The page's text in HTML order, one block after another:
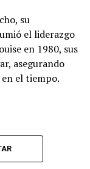
su
el liderazgo
en 1980, sus
asegurando
el tiempo.